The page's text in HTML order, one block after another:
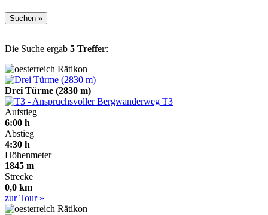
Die Suche ergab 5 Treffer:
Rätikon
Drei Türme (2830 m)
T3
Aufstieg
6:00 h
Abstieg
4:30 h
Höhenmeter
1845 m
Strecke
0,0 km
zur Tour »
Rätikon